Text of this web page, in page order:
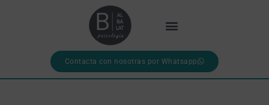
Contacta con nosotras por Whatsapp